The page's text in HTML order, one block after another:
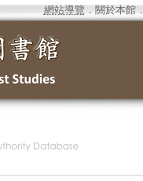
網站導覽 ． 關於本館．